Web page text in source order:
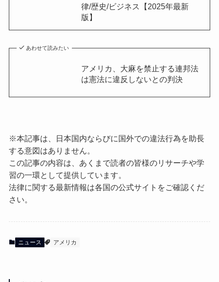
律/歴史/ビジネス【2025年最新
版】
あわせて読みたい
アメリカ、大麻を禁止する連邦法
は憲法に違反しないとの判決
※本記事は、日本国内ならびに国外での違法行為を助長
する意図はありません。
この記事の内容は、あくまで読者の皆様のリサーチや学
習の一環として提供しています。
法律に関する最新情報は各国の公式サイトをご確認くだ
さい。
ニュース アメリカ